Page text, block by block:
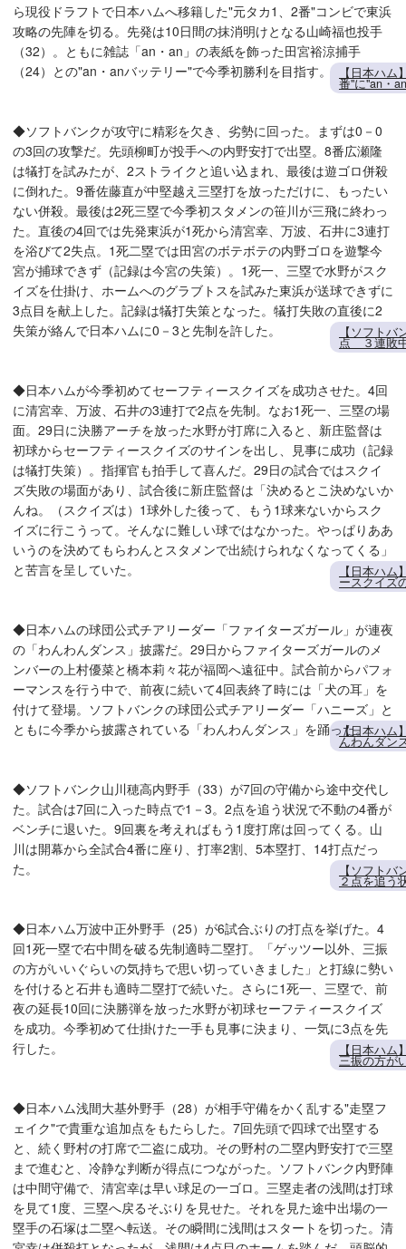
ら現役ドラフトで日本ハムへ移籍した"元タカ1、2番"コンビで東浜
攻略の先陣を切る。先発は10日間の抹消明けとなる山崎福也投手
（32）。ともに雑誌「an・an」の表紙を飾った田宮裕涼捕手
（24）との"an・anバッテリー"で今季初勝利を目指す。
【日本ハ
番"に"an・
◆ソフトバンクが攻守に精彩を欠き、劣勢に回った。まずは0－0
の3回の攻撃だ。先頭柳町が投手への内野安打で出塁。8番広瀬隆
は犠打を試みたが、2ストライクと追い込まれ、最後は遊ゴロ併殺
に倒れた。9番佐藤直が中堅越え三塁打を放っただけに、もったい
ない併殺。最後は2死三塁で今季初スタメンの笹川が三飛に終わっ
た。直後の4回では先発東浜が1死から清宮幸、万波、石井に3連打
を浴びて2失点。1死二塁では田宮のボテボテの内野ゴロを遊撃今
宮が捕球できず（記録は今宮の失策）。1死一、三塁で水野がスク
イズを仕掛け、ホームへのグラブトスを試みた東浜が送球できずに
3点目を献上した。記録は犠打失策となった。犠打失敗の直後に2
失策が絡んで日本ハムに0－3と先制を許した。
【ソフト
点 ３連敗
◆日本ハムが今季初めてセーフティースクイズを成功させた。4回
に清宮幸、万波、石井の3連打で2点を先制。なお1死一、三塁の場
面。29日に決勝アーチを放った水野が打席に入ると、新庄監督は
初球からセーフティースクイズのサインを出し、見事に成功（記録
は犠打失策）。指揮官も拍手して喜んだ。29日の試合ではスクイ
ズ失敗の場面があり、試合後に新庄監督は「決めるとこ決めないか
んね。（スクイズは）1球外した後って、もう1球来ないからスク
イズに行こうって。そんなに難しい球ではなかった。やっぱりああ
いうのを決めてもらわんとスタメンで出続けられなくなってくる」
と苦言を呈していた。
【日本ハ
ースクイズ
◆日本ハムの球団公式チアリーダー「ファイターズガール」が連夜
の「わんわんダンス」披露だ。29日からファイターズガールのメ
ンバーの上村優菜と橋本莉々花が福岡へ遠征中。試合前からパフォ
ーマンスを行う中で、前夜に続いて4回表終了時には「犬の耳」を
付けて登場。ソフトバンクの球団公式チアリーダー「ハニーズ」と
ともに今季から披露されている「わんわんダンス」を踊った。【日本ハム
んわんダン
◆ソフトバンク山川穂高内野手（33）が7回の守備から途中交代し
た。試合は7回に入った時点で1－3。2点を追う状況で不動の4番が
ベンチに退いた。9回裏を考えればもう1度打席は回ってくる。山
川は開幕から全試合4番に座り、打率2割、5本塁打、14打点だっ
た。
【ソフト
２点を追う
◆日本ハム万波中正外野手（25）が6試合ぶりの打点を挙げた。4
回1死一塁で右中間を破る先制適時二塁打。「ゲッツー以外、三振
の方がいいぐらいの気持ちで思い切っていきました」と打線に勢い
を付けると石井も適時二塁打で続いた。さらに1死一、三塁で、前
夜の延長10回に決勝弾を放った水野が初球セーフティースクイズ
を成功。今季初めて仕掛けた一手も見事に決まり、一気に3点を先
行した。
【日本ハ
三振の方が
◆日本ハム浅間大基外野手（28）が相手守備をかく乱する"走塁フ
ェイク"で貴重な追加点をもたらした。7回先頭で四球で出塁する
と、続く野村の打席で二盗に成功。その野村の二塁内野安打で三塁
まで進むと、冷静な判断が得点につながった。ソフトバンク内野陣
は中間守備で、清宮幸は早い球足の一ゴロ。三塁走者の浅間は打球
を見て1度、三塁へ戻るそぶりを見せた。それを見た途中出場の一
塁手の石塚は二塁へ転送。その瞬間に浅間はスタートを切った。清